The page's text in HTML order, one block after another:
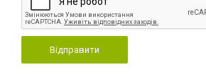
Відправити